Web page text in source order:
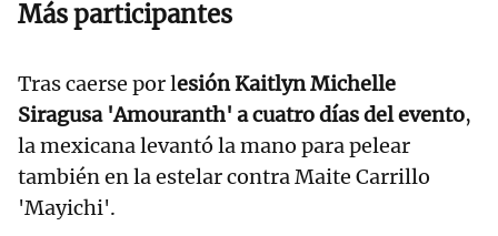
Más participantes
Tras caerse por lesión Kaitlyn Michelle
Siragusa 'Amouranth' a cuatro días del evento,
la mexicana levantó la mano para pelear
también en la estelar contra Maite Carrillo
'Mayichi'.